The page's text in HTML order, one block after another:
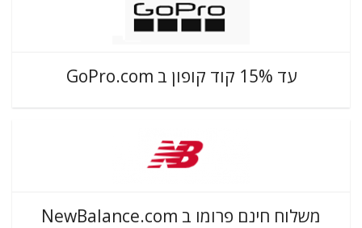
עד 15% קוד קופון ב GoPro.com
משלוח חינם פרומו ב NewBalance.com